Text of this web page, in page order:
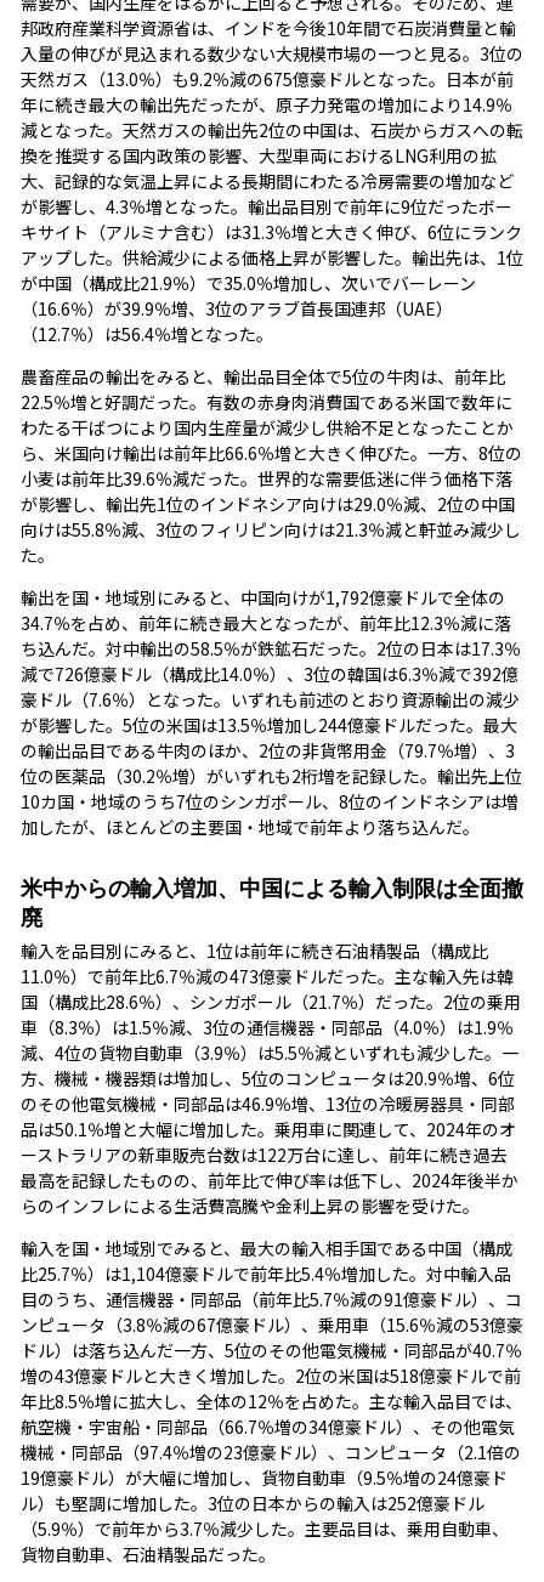
邦政府産業科学資源省は、インドを今後10年間で石炭消費量と輸
入量の伸びが見込まれる数少ない大規模市場の一つと見る。3位の
天然ガス（13.0％）も9.2％減の675億豪ドルとなった。日本が前
年に続き最大の輸出先だったが、原子力発電の増加により14.9％
減となった。天然ガスの輸出先2位の中国は、石炭からガスへの転
換を推奨する国内政策の影響、大型車両におけるLNG利用の拡
大、記録的な気温上昇による長期間にわたる冷房需要の増加など
が影響し、4.3％増となった。輸出品目別で前年に9位だったボー
キサイト（アルミナ含む）は31.3％増と大きく伸び、6位にランク
アップした。供給減少による価格上昇が影響した。輸出先は、1位
が中国（構成比21.9％）で35.0％増加し、次いでバーレーン
（16.6％）が39.9％増、3位のアラブ首長国連邦（UAE）
（12.7％）は56.4％増となった。
農畜産品の輸出をみると、輸出品目全体で5位の牛肉は、前年比
22.5％増と好調だった。有数の赤身肉消費国である米国で数年に
わたる干ばつにより国内生産量が減少し供給不足となったことか
ら、米国向け輸出は前年比66.6％増と大きく伸びた。一方、8位の
小麦は前年比39.6％減だった。世界的な需要低迷に伴う価格下落
が影響し、輸出先1位のインドネシア向けは29.0％減、2位の中国
向けは55.8％減、3位のフィリピン向けは21.3％減と軒並み減少し
た。
輸出を国・地域別にみると、中国向けが1,792億豪ドルで全体の
34.7％を占め、前年に続き最大となったが、前年比12.3％減に落
ち込んだ。対中輸出の58.5％が鉄鉱石だった。2位の日本は17.3％
減で726億豪ドル（構成比14.0％）、3位の韓国は6.3％減で392億
豪ドル（7.6％）となった。いずれも前述のとおり資源輸出の減少
が影響した。5位の米国は13.5％増加し244億豪ドルだった。最大
の輸出品目である牛肉のほか、2位の非貨幣用金（79.7％増）、3
位の医薬品（30.2％増）がいずれも2桁増を記録した。輸出先上位
10カ国・地域のうち7位のシンガポール、8位のインドネシアは増
加したが、ほとんどの主要国・地域で前年より落ち込んだ。
米中からの輸入増加、中国による輸入制限は全面撤
廃
輸入を品目別にみると、1位は前年に続き石油精製品（構成比
11.0％）で前年比6.7％減の473億豪ドルだった。主な輸入先は韓
国（構成比28.6％）、シンガポール（21.7％）だった。2位の乗用
車（8.3％）は1.5％減、3位の通信機器・同部品（4.0％）は1.9％
減、4位の貨物自動車（3.9％）は5.5％減といずれも減少した。一
方、機械・機器類は増加し、5位のコンピュータは20.9％増、6位
のその他電気機械・同部品は46.9％増、13位の冷暖房器具・同部
品は50.1％増と大幅に増加した。乗用車に関連して、2024年のオ
ーストラリアの新車販売台数は122万台に達し、前年に続き過去
最高を記録したものの、前年比で伸び率は低下し、2024年後半か
らのインフレによる生活費高騰や金利上昇の影響を受けた。
輸入を国・地域別でみると、最大の輸入相手国である中国（構成
比25.7％）は1,104億豪ドルで前年比5.4％増加した。対中輸入品
目のうち、通信機器・同部品（前年比5.7％減の91億豪ドル）、コ
ンピュータ（3.8％減の67億豪ドル）、乗用車（15.6％減の53億豪
ドル）は落ち込んだ一方、5位のその他電気機械・同部品が40.7％
増の43億豪ドルと大きく増加した。2位の米国は518億豪ドルで前
年比8.5％増に拡大し、全体の12％を占めた。主な輸入品目では、
航空機・宇宙船・同部品（66.7％増の34億豪ドル）、その他電気
機械・同部品（97.4％増の23億豪ドル）、コンピュータ（2.1倍の
19億豪ドル）が大幅に増加し、貨物自動車（9.5％増の24億豪ド
ル）も堅調に増加した。3位の日本からの輸入は252億豪ドル
（5.9％）で前年から3.7％減少した。主要品目は、乗用自動車、
貨物自動車、石油精製品だった。